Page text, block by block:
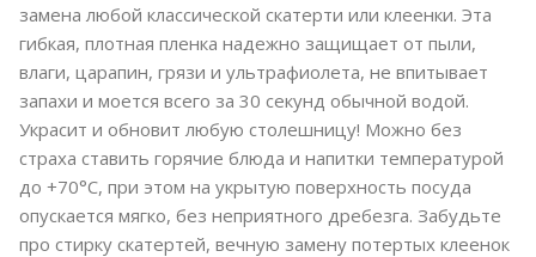
замена любой классической скатерти или клеенки. Эта
гибкая, плотная пленка надежно защищает от пыли,
влаги, царапин, грязи и ультрафиолета, не впитывает
запахи и моется всего за 30 секунд обычной водой.
Украсит и обновит любую столешницу! Можно без
страха ставить горячие блюда и напитки температурой
до +70°C, при этом на укрытую поверхность посуда
опускается мягко, без неприятного дребезга. Забудьте
про стирку скатертей, вечную замену потертых клеенок